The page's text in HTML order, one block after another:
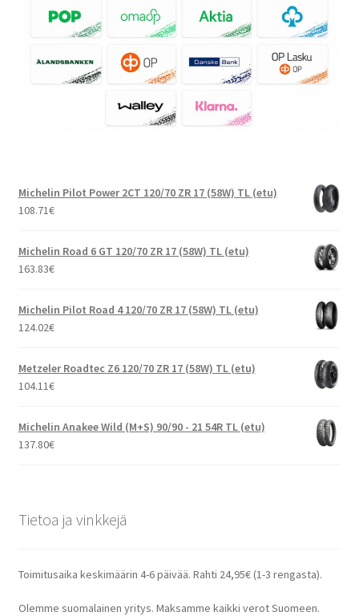
Michelin Pilot Power 2CT 120/70 ZR 17 (58W) TL (etu)
108.71€
Michelin Road 6 GT 120/70 ZR 17 (58W) TL (etu)
163.83€
Michelin Pilot Road 4 120/70 ZR 17 (58W) TL (etu)
124.02€
Metzeler Roadtec Z6 120/70 ZR 17 (58W) TL (etu)
104.11€
Michelin Anakee Wild (M+S) 90/90 - 21 54R TL (etu)
137.80€
Tietoa ja vinkkejä
Toimitusaika keskimäärin 4-6 päivää. Rahti 24,95€ (1-3 rengasta).
Olemme suomalainen yritys. Maksamme kaikki verot Suomeen.